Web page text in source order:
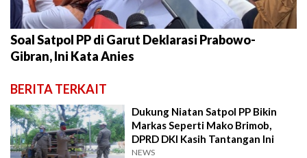
Soal Satpol PP di Garut Deklarasi Prabowo-
Gibran, Ini Kata Anies
BERITA TERKAIT
Dukung Niatan Satpol PP Bikin
Markas Seperti Mako Brimob,
DPRD DKI Kasih Tantangan Ini
NEWS